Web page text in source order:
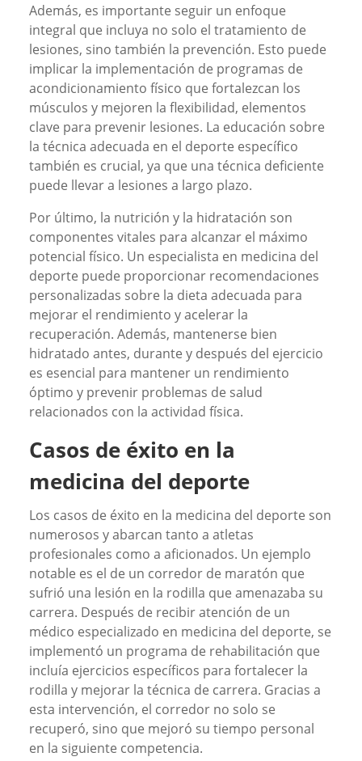
Además, es importante seguir un enfoque
integral que incluya no solo el tratamiento de
lesiones, sino también la prevención. Esto puede
implicar la implementación de programas de
acondicionamiento físico que fortalezcan los
músculos y mejoren la flexibilidad, elementos
clave para prevenir lesiones. La educación sobre
la técnica adecuada en el deporte específico
también es crucial, ya que una técnica deficiente
puede llevar a lesiones a largo plazo.
Por último, la nutrición y la hidratación son
componentes vitales para alcanzar el máximo
potencial físico. Un especialista en medicina del
deporte puede proporcionar recomendaciones
personalizadas sobre la dieta adecuada para
mejorar el rendimiento y acelerar la
recuperación. Además, mantenerse bien
hidratado antes, durante y después del ejercicio
es esencial para mantener un rendimiento
óptimo y prevenir problemas de salud
relacionados con la actividad física.
Casos de éxito en la
medicina del deporte
Los casos de éxito en la medicina del deporte son
numerosos y abarcan tanto a atletas
profesionales como a aficionados. Un ejemplo
notable es el de un corredor de maratón que
sufrió una lesión en la rodilla que amenazaba su
carrera. Después de recibir atención de un
médico especializado en medicina del deporte, se
implementó un programa de rehabilitación que
incluía ejercicios específicos para fortalecer la
rodilla y mejorar la técnica de carrera. Gracias a
esta intervención, el corredor no solo se
recuperó, sino que mejoró su tiempo personal
en la siguiente competencia.